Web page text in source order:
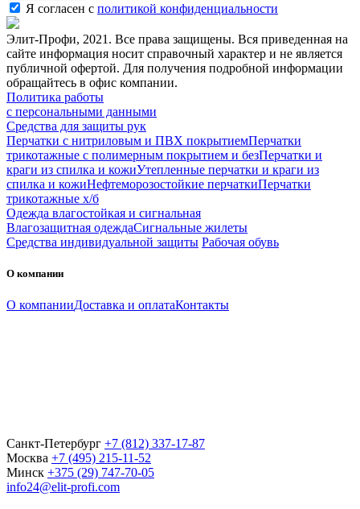
Я согласен с политикой конфиденциальности
Элит-Профи, 2021. Все права защищены. Вся приведенная на
сайте информация носит справочный характер и не является
публичной офертой. Для получения подробной информации
обращайтесь в офис компании.
Политика работы
с персональными данными
Средства для защиты рук
Перчатки с нитриловым и ПВХ покрытиемПерчатки
трикотажные с полимерным покрытием и безПерчатки и
краги из спилка и кожиУтепленные перчатки и краги из
спилка и кожиНефтеморозостойкие перчаткиПерчатки
трикотажные х/б
Одежда влагостойкая и сигнальная
Влагозащитная одеждаСигнальные жилеты
Средства индивидуальной защиты Рабочая обувь
О компании
О компанииДоставка и оплатаКонтакты
Санкт-Петербург +7 (812) 337-17-87
Москва +7 (495) 215-11-52
Минск +375 (29) 747-70-05
info24@elit-profi.com